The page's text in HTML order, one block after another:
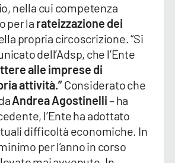
nella cui competenza
per la rateizzazione dei
propria circoscrizione. “Si
dell’Adsp, che l’Ente
alle imprese di
attività.”Considerato che
Andrea Agostinelli– ha
l’Ente ha adottato
difficoltà economiche. In
per l’anno in corso